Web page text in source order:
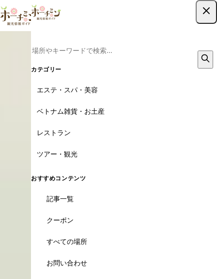
カテゴリー
エステ・スパ・美容
ベトナム雑貨・お土産
レストラン
ツアー・観光
おすすめコンテンツ
記事一覧
クーポン
すべての場所
お問い合わせ